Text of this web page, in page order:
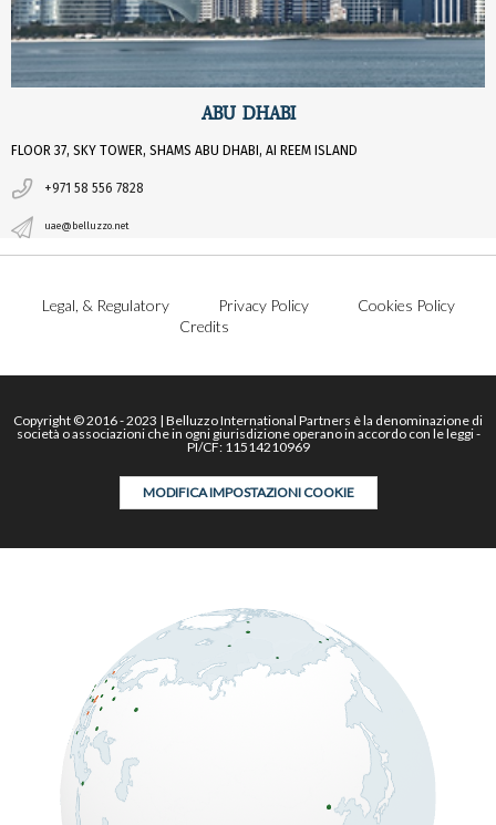
ABU DHABI
FLOOR 37, SKY TOWER, SHAMS ABU DHABI, AI REEM ISLAND
+971 58 556 7828
uae@belluzzo.net
Legal, & Regulatory Privacy Policy
Cookies Policy
Credits
Copyright © 2016 - 2023 | Belluzzo International Partners è la denominazione di
società o associazioni che in ogni giurisdizione operano in accordo con le leggi -
PI/CF: 11514210969
MODIFICA IMPOSTAZIONI COOKIE